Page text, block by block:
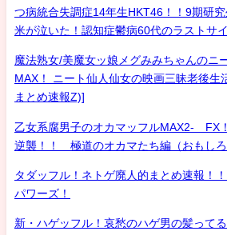
つ病統合失調症14年生HKT46！！9期研
米が泣いた！認知症鬱病60代のラストサ
魔法熟女/美魔女ッ娘メグみみちゃんのニ
MAX！ ニート仙人仙女の映画三昧老後生
まとめ速報Z)]
乙女系腐男子のオカマッフルMAX2- FX
逆襲！！ 極道のオカマたち編（おもしろ
タダッフル！ネトゲ廃人的まとめ速報！
パワーズ！
新・ハゲッフル！哀愁のハゲ男の髪って